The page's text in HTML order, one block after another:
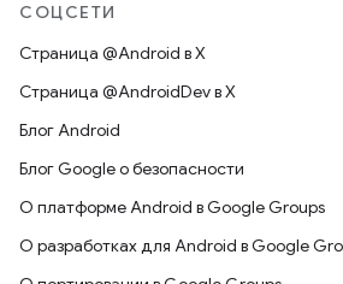
СОЦСЕТИ
Страница @Android в X
Страница @AndroidDev в X
Блог Android
Блог Google о безопасности
О платформе Android в Google Groups
О разработках для Android в Google